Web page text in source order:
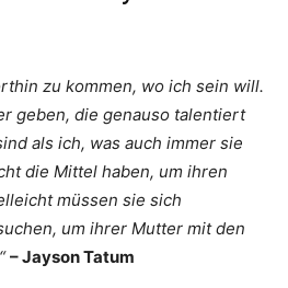
zu kommen, wo ich sein will.
geben, die genauso talentiert
als ich, was auch immer sie
die Mittel haben, um ihren
müssen sie sich
um ihrer Mutter mit den
– Jayson Tatum